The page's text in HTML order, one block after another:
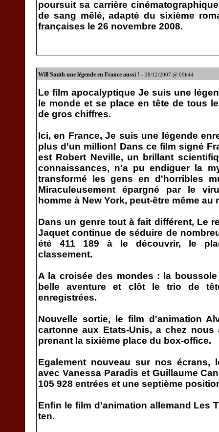
poursuit sa carrière
de sang mêlé, adapté du sixième
françaises le 26 novembre 2008.
Will Smith une légende en France aussi ! - 28/12/2007 @ 09h44
Le film apocalyptique Je suis une
le monde et se place en tête de tous
de gros chiffres.
Ici, en France, Je suis une légende
plus d'un million! Dans ce film signé
est Robert Neville, un brillant
connaissances, n'a pu endiguer la
transformé les gens en d'horribles
Miraculeusement épargné par le
homme à New York, peut-être même au
Dans un genre tout à fait différent, Le
Jaquet continue de séduire de
été 411 189 à le découvrir, le
classement.
A la croisée des mondes : la
belle aventure et clôt le trio de
enregistrées.
Nouvelle sortie, le film d'animation
cartonne aux Etats-Unis, a chez nous
prenant la sixième place du box-office.
Egalement nouveau sur nos écrans,
avec Vanessa Paradis et Guillaume
105 928 entrées et une septième
Enfin le film d'animation allemand Les
ten.